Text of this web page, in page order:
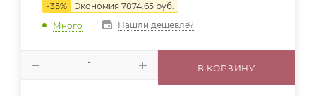
-35% Экономия 7874.65 руб.
Много
Нашли дешевле?
В КОРЗИНУ